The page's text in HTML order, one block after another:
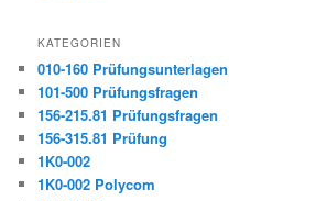
KATEGORIEN
010-160 Prüfungsunterlagen
101-500 Prüfungsfragen
156-215.81 Prüfungsfragen
156-315.81 Prüfung
1K0-002
1K0-002 Polycom